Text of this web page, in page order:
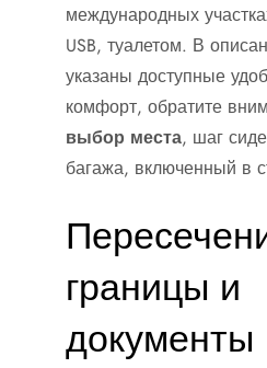
международных
USB, туалетом. В
указаны доступные
комфорт, обратите
выбор места, шаг
багажа, включенный в
границы и
документы